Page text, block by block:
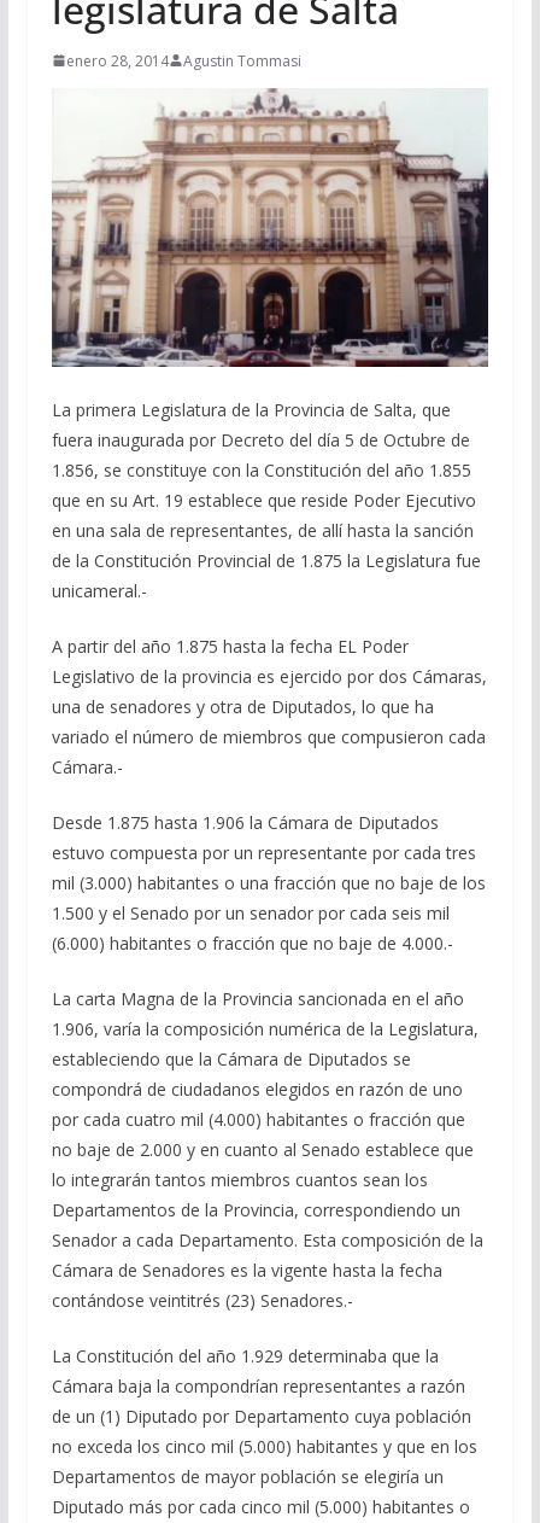
enero 28, 2014 Agustin Tommasi
La primera Legislatura de la Provincia de Salta, que
fuera inaugurada por Decreto del día 5 de Octubre de
1.856, se constituye con la Constitución del año 1.855
que en su Art. 19 establece que reside Poder Ejecutivo
en una sala de representantes, de allí hasta la sanción
de la Constitución Provincial de 1.875 la Legislatura fue
unicameral.-
A partir del año 1.875 hasta la fecha EL Poder
Legislativo de la provincia es ejercido por dos Cámaras,
una de senadores y otra de Diputados, lo que ha
variado el número de miembros que compusieron cada
Cámara.-
Desde 1.875 hasta 1.906 la Cámara de Diputados
estuvo compuesta por un representante por cada tres
mil (3.000) habitantes o una fracción que no baje de los
1.500 y el Senado por un senador por cada seis mil
(6.000) habitantes o fracción que no baje de 4.000.-
La carta Magna de la Provincia sancionada en el año
1.906, varía la composición numérica de la Legislatura,
estableciendo que la Cámara de Diputados se
compondrá de ciudadanos elegidos en razón de uno
por cada cuatro mil (4.000) habitantes o fracción que
no baje de 2.000 y en cuanto al Senado establece que
lo integrarán tantos miembros cuantos sean los
Departamentos de la Provincia, correspondiendo un
Senador a cada Departamento. Esta composición de la
Cámara de Senadores es la vigente hasta la fecha
contándose veintitrés (23) Senadores.-
La Constitución del año 1.929 determinaba que la
Cámara baja la compondrían representantes a razón
de un (1) Diputado por Departamento cuya población
no exceda los cinco mil (5.000) habitantes y que en los
Departamentos de mayor población se elegiría un
Diputado más por cada cinco mil (5.000) habitantes o